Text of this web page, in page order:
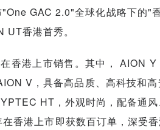
GAC 2.0"全球化战略下的"
香港首秀。
香港上市销售。其中， AION
V，具备高品质、高科技和
HT，外观时尚，配备通
香港上市即获数百订单，深受